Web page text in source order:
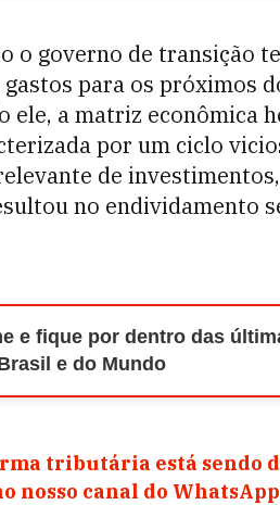
o governo de transição
para os próximos
ele, a matriz econômica
por um ciclo
de
no endividamento
e fique por dentro das
e do Mundo
tributária está sendo
nosso canal do WhatsApp